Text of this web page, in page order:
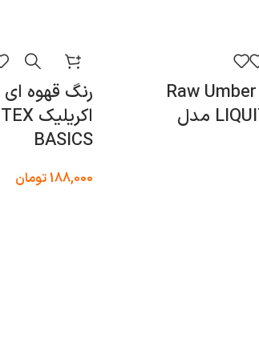
رنگ قهوه ای Raw Umber
اکریلیک LIQUITEX مدل
BASICS
188,000تومان